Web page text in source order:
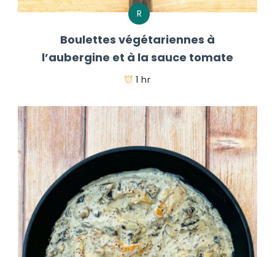
R
Boulettes végétariennes à
l’aubergine et à la sauce tomate
1 hr